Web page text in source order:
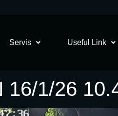
Servis Useful Link
16/1/26